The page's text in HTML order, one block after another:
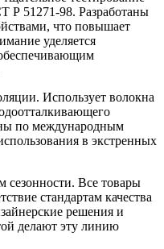
Р 51271-98. Разработаны
что повышает
уделяется
Использует волокна
по международным
в экстренных
сезонности. Все товары
стандартам качества
решения и
делают эту линию